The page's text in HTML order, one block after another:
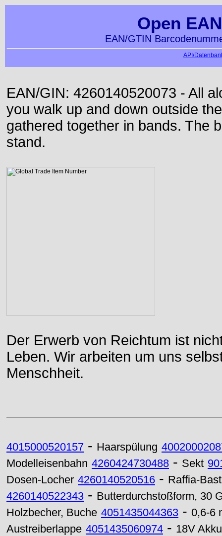
Open
EAN/GTIN
API/
EAN/GIN: 4260140520073 - All
you walk up and down outside
gathered together in bands. The
stand.
Der Erwerb von Reichtum ist
Leben. Wir arbeiten um uns
Menschheit.
4015000520157 - Haarspülung
Modelleisenbahn 4260424730488 - Sekt
Dosen-Locher 4260140520516 - Raffia-
4260140522343 - Butterdurchstoßform, 30
Holzbecher, Buche 4051435044363 - 0,6-6
Austreiberlappe 4051435060974 - 18V